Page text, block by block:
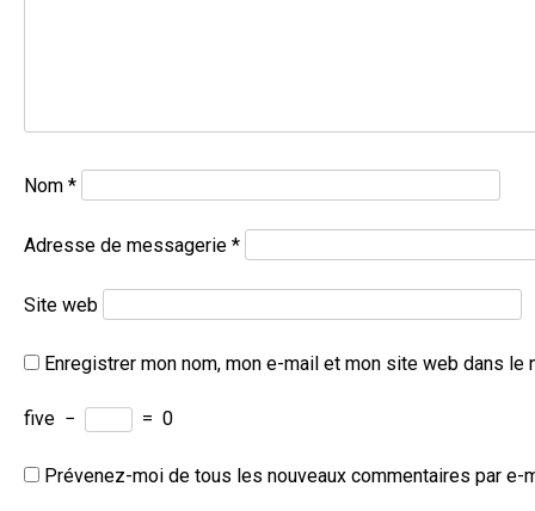
Nom *
Adresse de messagerie *
Site web
Enregistrer mon nom, mon e-mail et mon site web dans le
five − = 0
Prévenez-moi de tous les nouveaux commentaires par e-